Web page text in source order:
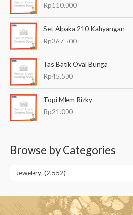
Rp110.000
Set Alpaka 210 Kahyangan
Rp367.500
Tas Batik Oval Bunga
Rp45.500
Topi Mlem Rizky
Rp21.000
Browse by Categories
Jewelery (2,552)